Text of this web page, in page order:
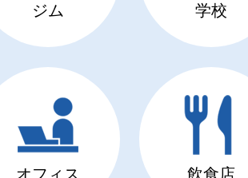
ジム 学校
オフィス 飲食店